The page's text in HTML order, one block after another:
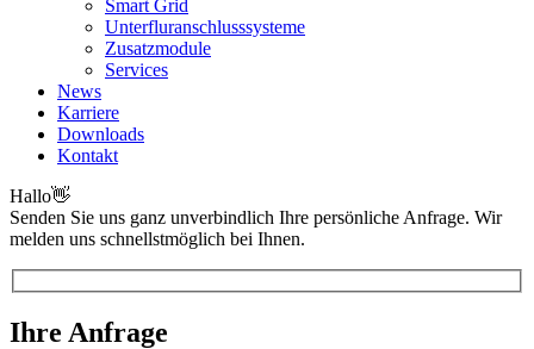
Smart Grid
Unterfluranschlusssysteme
Zusatzmodule
Services
News
Karriere
Downloads
Kontakt
Hallo👋
Senden Sie uns ganz unverbindlich Ihre persönliche Anfrage. Wir
melden uns schnellstmöglich bei Ihnen.
Ihre Anfrage